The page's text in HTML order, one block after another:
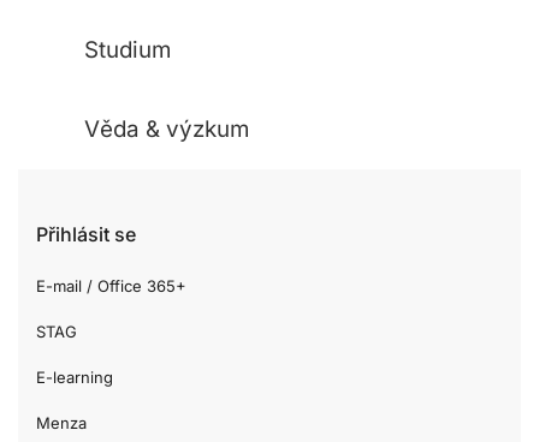
Studium
Věda & výzkum
Přihlásit se
E-mail / Office 365+
STAG
E-learning
Menza